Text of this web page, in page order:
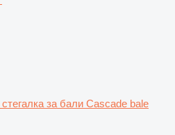
стегалка за бали Cascade bale